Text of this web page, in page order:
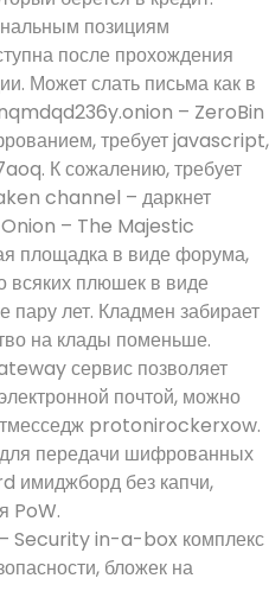
позициям
после прохождения
Может слать письма как в
– ZeroBin
требует javascript,
К сожалению, требует
channel – даркнет
– The Majestic
площадка в виде форума,
всяких плюшек в виде
пару лет. Кладмен забирает
на клады поменьше.
сервис позволяет
почтой, можно
protonirockerxow.
передачи шифрованных
имиджборд без капчи,
PoW.
Security in-a-box комплекс
бложек на